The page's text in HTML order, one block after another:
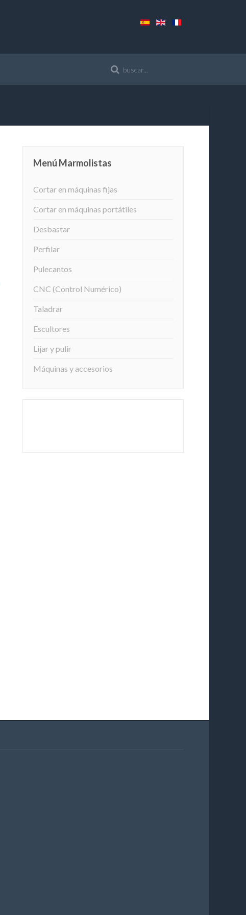
Menú Marmolistas
Cortar en máquinas fijas
Cortar en máquinas portátiles
Desbastar
Perfilar
Pulecantos
CNC (Control Numérico)
Taladrar
Escultores
Lijar y pulir
Máquinas y accesorios